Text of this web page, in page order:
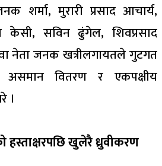
शर्मा, मुरारी प्रसाद आचार्य,
केसी, सविन ढुंगेल, शिवप्रसाद
नेता जनक खत्रीलगायतले गुटगत
असमान वितरण र एकपक्षीय
।
हस्ताक्षरपछि खुलेरै ध्रुवीकरण